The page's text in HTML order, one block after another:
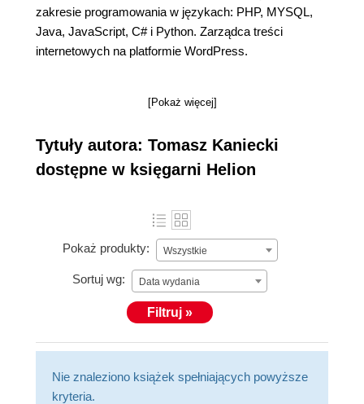
zakresie programowania w językach: PHP, MYSQL,
Java, JavaScript, C# i Python. Zarządca treści
internetowych na platformie WordPress.
[Pokaż więcej]
Tytuły autora: Tomasz Kaniecki
dostępne w księgarni Helion
Pokaż produkty: Wszystkie
Sortuj wg: Data wydania
Filtruj »
Nie znaleziono książek spełniających powyższe
kryteria.